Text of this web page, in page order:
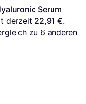
Serum
derzeit 22,91 €.
zu 6 anderen